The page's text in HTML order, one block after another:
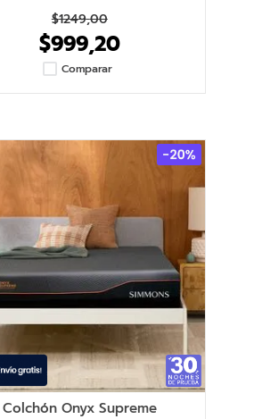
$1249,00
$999,20
Comparar
Colchón Onyx Supreme